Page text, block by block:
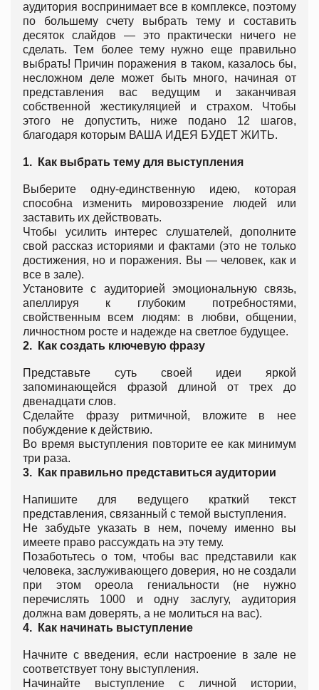
аудитория воспринимает все в комплексе, поэтому
по большему счету выбрать тему и составить
десяток слайдов — это практически ничего не
сделать. Тем более тему нужно еще правильно
выбрать! Причин поражения в таком, казалось бы,
несложном деле может быть много, начиная от
представления вас ведущим и заканчивая
собственной жестикуляцией и страхом. Чтобы
этого не допустить, ниже подано 12 шагов,
благодаря которым ВАША ИДЕЯ БУДЕТ ЖИТЬ.
1. Как выбрать тему для выступления
Выберите одну-единственную идею, которая
способна изменить мировоззрение людей или
заставить их действовать.
Чтобы усилить интерес слушателей, дополните
свой рассказ историями и фактами (это не только
достижения, но и поражения. Вы — человек, как и
все в зале).
Установите с аудиторией эмоциональную связь,
апеллируя к глубоким потребностями,
свойственным всем людям: в любви, общении,
личностном росте и надежде на светлое будущее.
2.
Как создать ключевую фразу
Представьте суть своей идеи яркой
запоминающейся фразой длиной от трех до
двенадцати слов.
Сделайте фразу ритмичной, вложите в нее
побуждение к действию.
Во время выступления повторите ее как минимум
три раза.
3.
Как правильно представиться аудитории
Напишите для ведущего краткий текст
представления, связанный с темой выступления.
Не забудьте указать в нем, почему именно вы
имеете право рассуждать на эту тему.
Позаботьтесь о том, чтобы вас представили как
человека, заслуживающего доверия, но не создали
при этом ореола гениальности (не нужно
перечислять 1000 и одну заслугу, аудитория
должна вам доверять, а не молиться на вас).
4.
Как начинать выступление
Начните с введения, если настроение в зале не
соответствует тону выступления.
Начинайте выступление с личной истории,